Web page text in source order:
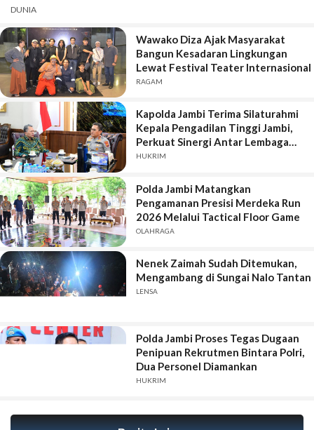
DUNIA
Wawako Diza Ajak Masyarakat
Bangun Kesadaran Lingkungan
Lewat Festival Teater Internasional
RAGAM
Kapolda Jambi Terima Silaturahmi
Kepala Pengadilan Tinggi Jambi,
Perkuat Sinergi Antar Lembaga
Penegak Hukum
HUKRIM
Polda Jambi Matangkan
Pengamanan Presisi Merdeka Run
2026 Melalui Tactical Floor Game
OLAHRAGA
Nenek Zaimah Sudah Ditemukan,
Mengambang di Sungai Nalo Tantan
LENSA
Polda Jambi Proses Tegas Dugaan
Penipuan Rekrutmen Bintara Polri,
Dua Personel Diamankan
HUKRIM